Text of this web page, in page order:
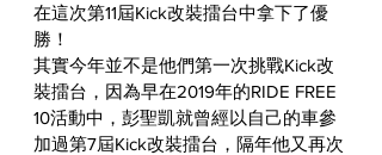
在這次第11屆Kick改裝擂台中拿下了優
勝！
其實今年並不是他們第一次挑戰Kick改
裝擂台，因為早在2019年的RIDE FREE
10活動中，彭聖凱就曾經以自己的車參
加過第7屆Kick改裝擂台，隔年他又再次